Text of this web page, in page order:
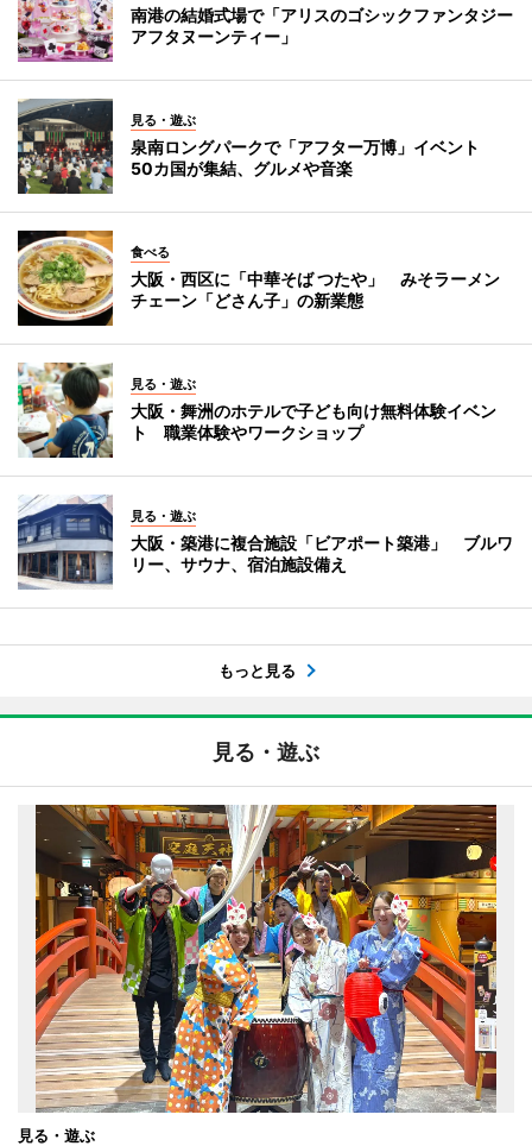
南港の結婚式場で「アリスのゴシックファンタジー
アフタヌーンティー」
見る・遊ぶ
泉南ロングパークで「アフター万博」イベント
50カ国が集結、グルメや音楽
食べる
大阪・西区に「中華そば つたや」 みそラーメン
チェーン「どさん子」の新業態
見る・遊ぶ
大阪・舞洲のホテルで子ども向け無料体験イベン
ト 職業体験やワークショップ
見る・遊ぶ
大阪・築港に複合施設「ビアポート築港」 ブルワ
リー、サウナ、宿泊施設備え
もっと見る
見る・遊ぶ
見る・遊ぶ